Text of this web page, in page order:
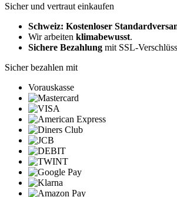
Sicher und vertraut einkaufen
Schweiz: Kostenloser
Wir arbeiten klimabewusst.
Sichere Bezahlung mit SSL-
Sicher bezahlen mit
Vorauskasse